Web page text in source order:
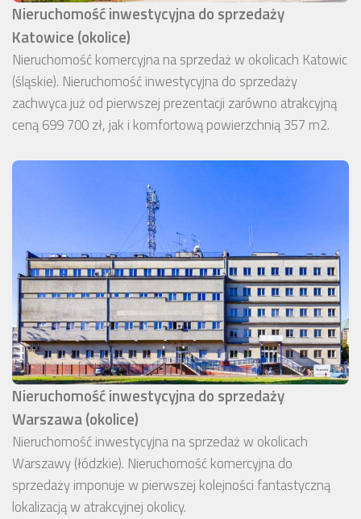
Nieruchomość inwestycyjna do sprzedaży
Katowice (okolice)
Nieruchomość komercyjna na sprzedaż w okolicach Katowic
(śląskie). Nieruchomość inwestycyjna do sprzedaży
zachwyca już od pierwszej prezentacji zarówno atrakcyjną
ceną 699 700 zł, jak i komfortową powierzchnią 357 m2.
Nieruchomość inwestycyjna do sprzedaży
Warszawa (okolice)
Nieruchomość inwestycyjna na sprzedaż w okolicach
Warszawy (łódzkie). Nieruchomość komercyjna do
sprzedaży imponuje w pierwszej kolejności fantastyczną
lokalizacją w atrakcyjnej okolicy.